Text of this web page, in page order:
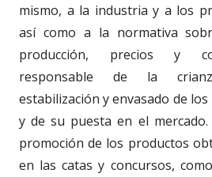
mismo, a la industria y a los
así como a la normativa
producción, precios y
responsable de la
estabilización y envasado de
y de su puesta en el
promoción de los productos
en las catas y concursos,